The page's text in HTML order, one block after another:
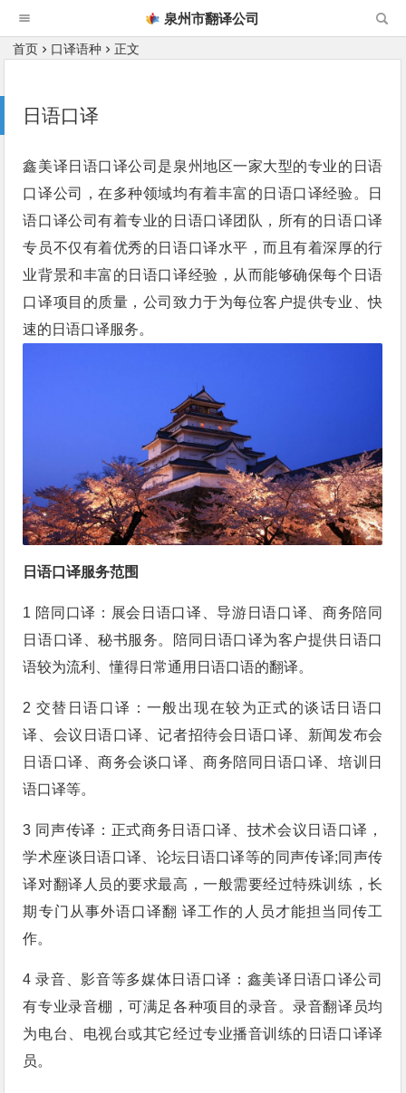
泉州市翻译公司
首页 口译语种 正文
日语口译
鑫美译日语口译公司是泉州地区一家大型的专业的日语
口译公司，在多种领域均有着丰富的日语口译经验。日
语口译公司有着专业的日语口译团队，所有的日语口译
专员不仅有着优秀的日语口译水平，而且有着深厚的行
业背景和丰富的日语口译经验，从而能够确保每个日语
口译项目的质量，公司致力于为每位客户提供专业、快
速的日语口译服务。
日语口译服务范围
1 陪同口译：展会日语口译、导游日语口译、商务陪同
日语口译、秘书服务。陪同日语口译为客户提供日语口
语较为流利、懂得日常通用日语口语的翻译。
2 交替日语口译：一般出现在较为正式的谈话日语口
译、会议日语口译、记者招待会日语口译、新闻发布会
日语口译、商务会谈口译、商务陪同日语口译、培训日
语口译等。
3 同声传译：正式商务日语口译、技术会议日语口译，
学术座谈日语口译、论坛日语口译等的同声传译;同声传
译对翻译人员的要求最高，一般需要经过特殊训练，长
期专门从事外语口译翻 译工作的人员才能担当同传工
作。
4 录音、影音等多媒体日语口译：鑫美译日语口译公司
有专业录音棚，可满足各种项目的录音。录音翻译员均
为电台、电视台或其它经过专业播音训练的日语口译译
员。